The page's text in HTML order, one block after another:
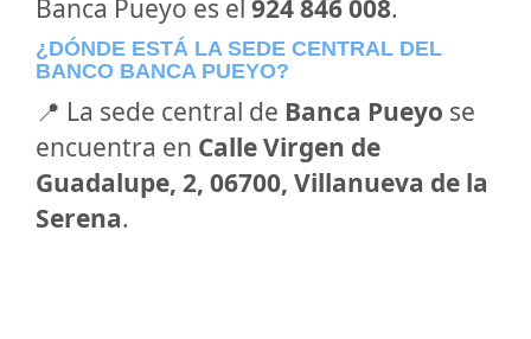
Banca Pueyo es el 924 846 008.
¿DÓNDE ESTÁ LA SEDE CENTRAL DEL
BANCO BANCA PUEYO?
📍 La sede central de Banca Pueyo se
encuentra en Calle Virgen de
Guadalupe, 2, 06700, Villanueva de la
Serena.